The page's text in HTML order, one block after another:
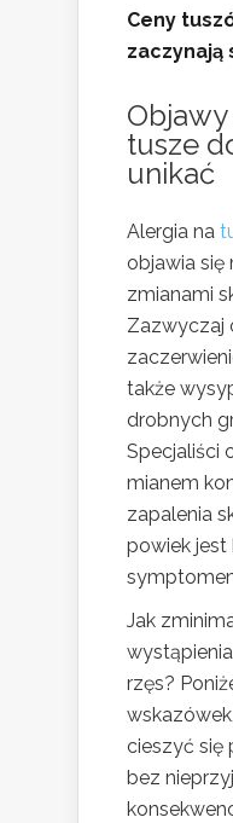
Ceny
zaczynają
tusze
unikać
Alergia na
objawia się
zmianami
Zazwyczaj
także
drobnych
Specjaliści
mianem
zapalenia
powiek jest
Jak
rzęs?
cieszyć się
bez